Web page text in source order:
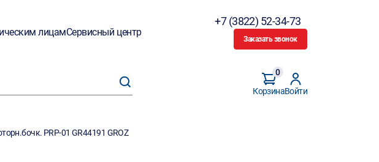
лицамСервисный центр
+7 (3822) 52-34-73
Заказать звонок
Корзина
0
Войти
PRP-01 GR44191 GROZ